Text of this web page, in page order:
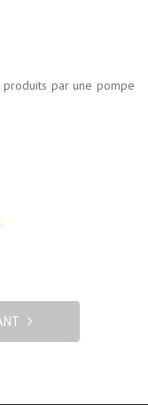
par une pompe